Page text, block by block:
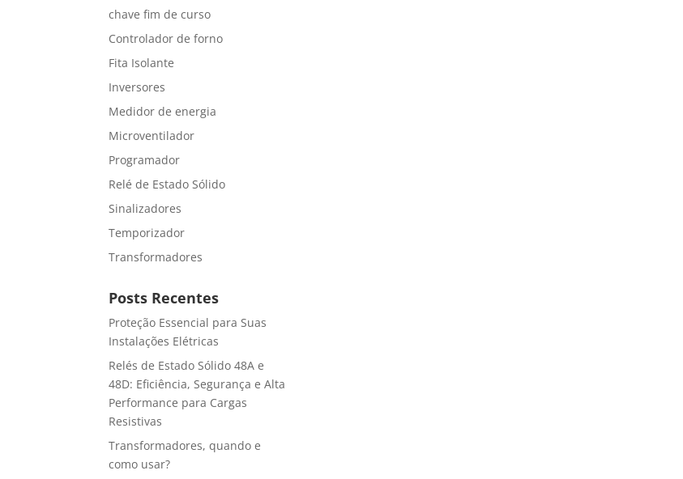
chave fim de curso
Controlador de forno
Fita Isolante
Inversores
Medidor de energia
Microventilador
Programador
Relé de Estado Sólido
Sinalizadores
Temporizador
Transformadores
Posts Recentes
Proteção Essencial para Suas
Instalações Elétricas
Relés de Estado Sólido 48A e
48D: Eficiência, Segurança e Alta
Performance para Cargas
Resistivas
Transformadores, quando e
como usar?